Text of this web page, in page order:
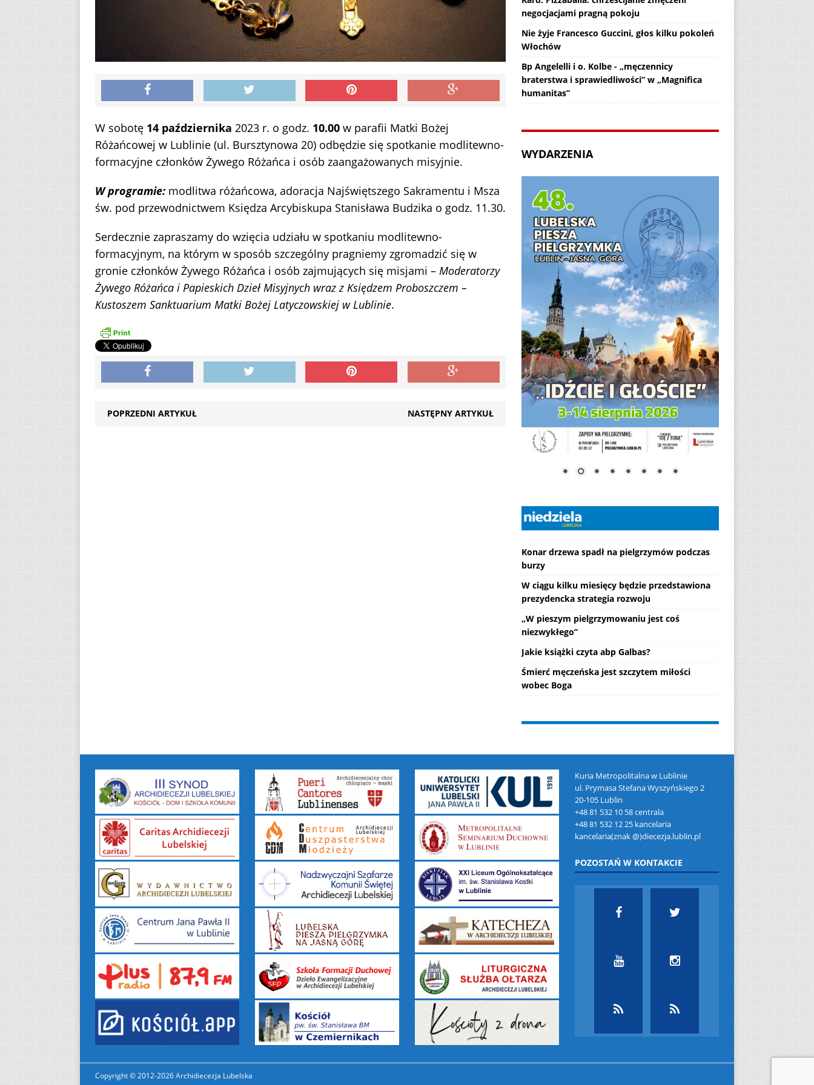
W sobotę 14 października 2023 r. o godz. 10.00 w parafii Matki Bożej
Różańcowej w Lublinie (ul. Bursztynowa 20) odbędzie się spotkanie modlitewno-
formacyjne członków Żywego Różańca i osób zaangażowanych misyjnie.
W programie: modlitwa różańcowa, adoracja Najświętszego Sakramentu i Msza
św. pod przewodnictwem Księdza Arcybiskupa Stanisława Budzika o godz. 11.30.
Serdecznie zapraszamy do wzięcia udziału w spotkaniu modlitewno-
formacyjnym, na którym w sposób szczególny pragniemy zgromadzić się w
gronie członków Żywego Różańca i osób zajmujących się misjami – Moderatorzy
Żywego Różańca i Papieskich Dzieł Misyjnych wraz z Księdzem Proboszczem –
Kustoszem Sanktuarium Matki Bożej Latyczowskiej w Lublinie.
POPRZEDNI ARTYKUŁ NASTĘPNY ARTYKUŁ
negocjacjami pragną pokoju
Nie żyje Francesco Guccini, głos kilku pokoleń
Włochów
Bp Angelelli i o. Kolbe - „męczennicy
braterstwa i sprawiedliwości” w „Magnifica
humanitas”
WYDARZENIA
Konar drzewa spadł na pielgrzymów podczas
burzy
W ciągu kilku miesięcy będzie przedstawiona
prezydencka strategia rozwoju
„W pieszym pielgrzymowaniu jest coś
niezwykłego”
Jakie książki czyta abp Galbas?
Śmierć męczeńska jest szczytem miłości
wobec Boga
Kuria Metropolitalna w Lublinie
ul. Prymasa Stefana Wyszyńskiego 2
20-105 Lublin
+48 81 532 10 58 centrala
+48 81 532 12 25 kancelaria
kancelaria(znak @)diecezja.lublin.pl
POZOSTAŃ W KONTAKCIE
Copyright © 2012-2026 Archidiecezja Lubelska